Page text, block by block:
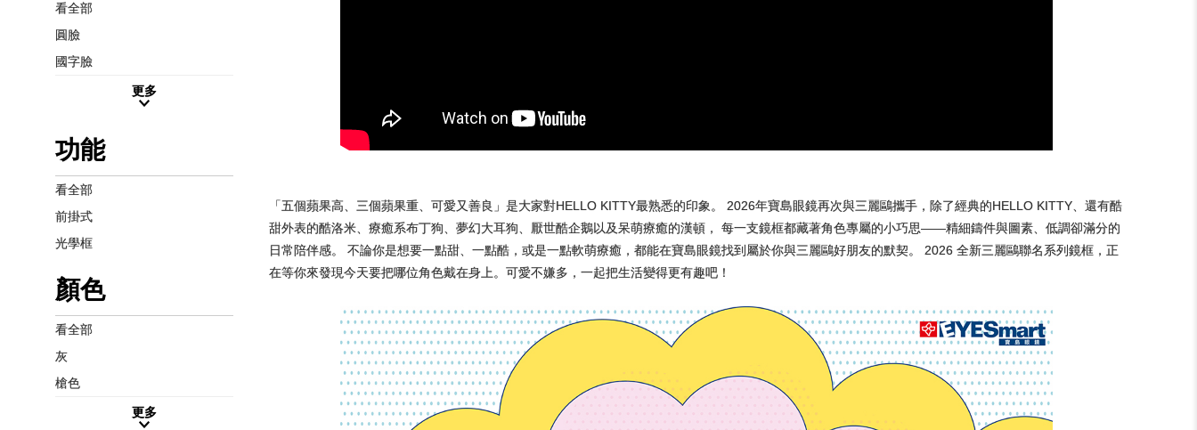
看全部
圓臉
國字臉
更多
功能
看全部
前掛式
光學框
顏色
看全部
灰
槍色
更多
「五個蘋果高、三個蘋果重、可愛又善良」是大家對HELLO KITTY最熟悉的印象。 2026年寶島眼鏡再次與三麗鷗攜手，除了經典的HELLO KITTY、還有酷
甜外表的酷洛米、療癒系布丁狗、夢幻大耳狗、厭世酷企鵝以及呆萌療癒的漢頓， 每一支鏡框都藏著角色專屬的小巧思——精細鑄件與圖素、低調卻滿分的
日常陪伴感。 不論你是想要一點甜、一點酷，或是一點軟萌療癒，都能在寶島眼鏡找到屬於你與三麗鷗好朋友的默契。 2026 全新三麗鷗聯名系列鏡框，正
在等你來發現今天要把哪位角色戴在身上。可愛不嫌多，一起把生活變得更有趣吧！